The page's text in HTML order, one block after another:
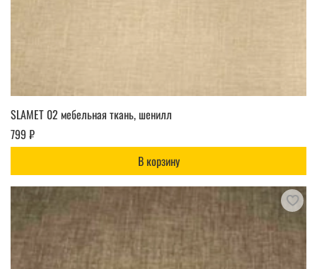
SLAMET 02 мебельная ткань, шенилл
799 ₽
В корзину